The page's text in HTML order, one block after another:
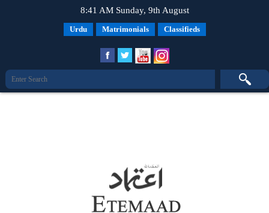
8:41 AM Sunday, 9th August
Urdu Matrimonials Classifieds